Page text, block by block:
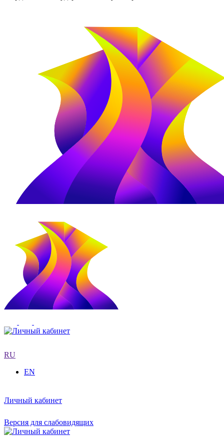
RU
EN
Личный кабинет
Версия для слабовидящих